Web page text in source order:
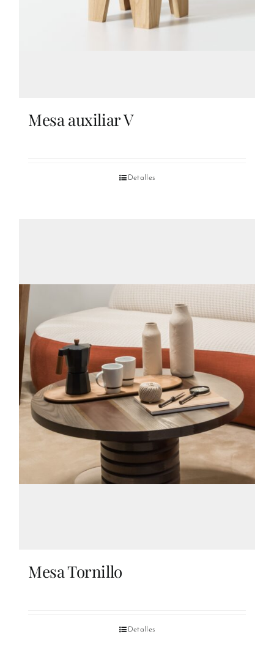
Mesa auxiliar V
Detalles
Mesa Tornillo
Detalles